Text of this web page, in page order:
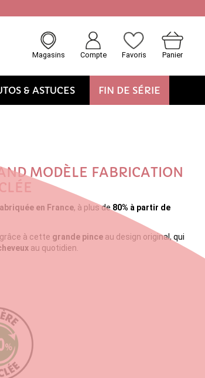
Magasins Compte Favoris Panier
& ASTUCES FIN DE SÉRIE
MODÈLE FABRICATION
en France, à plus de80% à partir de
grâce à cette grande pince au design original, qui
au quotidien.